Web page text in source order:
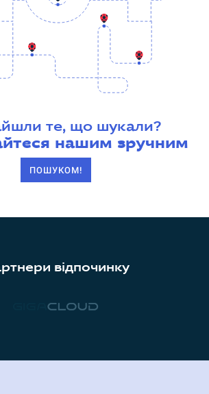
те, що шукали?
нашим зручним
ПОШУКОМ!
відпочинку